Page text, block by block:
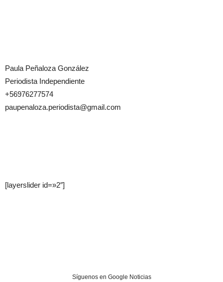
Paula Peñaloza González
Periodista Independiente
+56976277574
paupenaloza.periodista@gmail.com
[layerslider id=»2″]
Síguenos en Google Noticias